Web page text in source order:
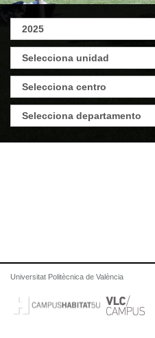
Universitat Politècnica de València